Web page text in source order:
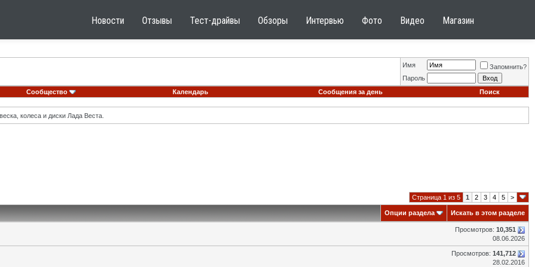
Новости Отзывы Тест-драйвы Обзоры Интервью Фото Видео Магазин
Имя
Запомнить?
Пароль
Сообщество
Календарь Сообщения за день Поиск
колеса и диски Лада Веста.
Страница 1 из 5 1 2 3 4 5 >
Опции раздела Искать в этом разделе
Просмотров: 10,351
08.06.2026
Просмотров: 141,712
28.02.2016